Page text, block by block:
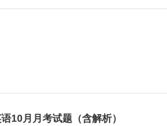
10月月考试题（含解析）